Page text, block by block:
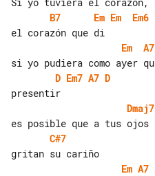
B7
Em Em
Em6
Em
A7
D Em7 A7 D
Dmaj7
C#7
Em A7